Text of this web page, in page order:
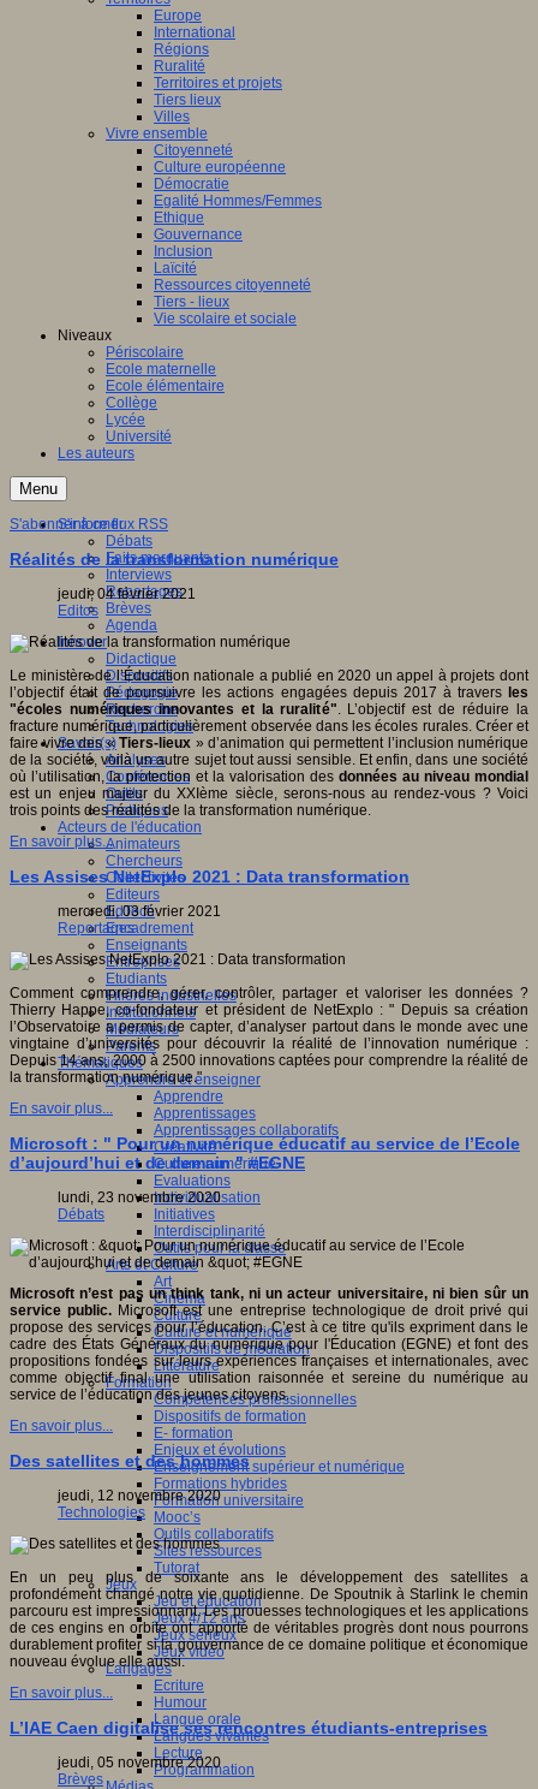
Europe
International
Régions
Ruralité
Territoires et projets
Tiers lieux
Villes
Vivre ensemble
Citoyenneté
Culture européenne
Démocratie
Egalité Hommes/Femmes
Ethique
Gouvernance
Inclusion
Laïcité
Ressources citoyenneté
Tiers - lieux
Vie scolaire et sociale
Niveaux
Périscolaire
Ecole maternelle
Ecole élémentaire
Collège
Lycée
Université
Les auteurs
Menu
S'informer
Débats
Faits marquants
Interviews
Reportages
Brèves
Agenda
Innover
Didactique
Dispositifs
Pédagogie
Recherche
Technologies
Savoir(s)
Analyses
Conférences
Outils
Pratiques
Acteurs de l'éducation
Animateurs
Chercheurs
Collectivités
Editeurs
EdTech
Encadrement
Enseignants
Entreprises
Etudiants
Filières industrielles
Institutionnels
Médiateurs
Parents
Thématiques
Apprendre et enseigner
Apprendre
Apprentissages
Apprentissages collaboratifs
Créativité
Culture numérique
Evaluations
Individualisation
Initiatives
Interdisciplinarité
Outils pour la classe
Arts et Culture
Art
Cinéma
Culture
Culture et numérique
Dispositifs de médiation
Littérature
Formation
Compétences professionnelles
Dispositifs de formation
E- formation
Enjeux et évolutions
Enseignement supérieur et numérique
Formations hybrides
Formation universitaire
Mooc’s
Outils collaboratifs
Sites ressources
Tutorat
Jeux
Jeu et éducation
Jeux 4/12 ans
Jeux sérieux
Jeux vidéo
Langages
Ecriture
Humour
Langue orale
Langues vivantes
Lecture
Programmation
S'abonner à ce flux RSS
Réalités de la transformation numérique
jeudi, 04 février 2021
Editos
Le ministère de l’Éducation nationale a publié en 2020 un appel à projets dont
l’objectif était de poursuivre les actions engagées depuis 2017 à travers les
"écoles numériques innovantes et la ruralité". L’objectif est de réduire la
fracture numérique, particulièrement observée dans les écoles rurales. Créer et
faire vivre des «Tiers-lieux » d’animation qui permettent l’inclusion numérique
de la société, voilà un autre sujet tout aussi sensible. Et enfin, dans une société
où l’utilisation, la protection et la valorisation des données au niveau mondial
est un enjeu majeur du XXIème siècle, serons-nous au rendez-vous ? Voici
trois points des réalités de la transformation numérique.
En savoir plus...
Les Assises NetExplo 2021 : Data transformation
mercredi, 03 février 2021
Reportages
Comment comprendre, gérer, contrôler, partager et valoriser les données ?
Thierry Happe, co-fondateur et président de NetExplo : " Depuis sa création
l’Observatoire a permis de capter, d’analyser partout dans le monde avec une
vingtaine d’universités pour découvrir la réalité de l’innovation numérique :
Depuis 14 ans, 2000 à 2500 innovations captées pour comprendre la réalité de
la transformation numérique."
En savoir plus...
Microsoft : " Pour un numérique éducatif au service de l’Ecole
d’aujourd’hui et de demain " #EGNE
lundi, 23 novembre 2020
Débats
Microsoft n’est pas un think tank, ni un acteur universitaire, ni bien sûr un
service public. Microsoft est une entreprise technologique de droit privé qui
propose des services pour l’éducation. C’est à ce titre qu'ils expriment dans le
cadre des États Généraux du numérique pour l'Éducation (EGNE) et font des
propositions fondées sur leurs expériences françaises et internationales, avec
comme objectif final une utilisation raisonnée et sereine du numérique au
service de l’éducation des jeunes citoyens.
En savoir plus...
Des satellites et des hommes
jeudi, 12 novembre 2020
Technologies
En un peu plus de soixante ans le développement des satellites a
profondément changé notre vie quotidienne. De Spoutnik à Starlink le chemin
parcouru est impressionnant. Les prouesses technologiques et les applications
de ces engins en orbite ont apporté de véritables progrès dont nous pourrons
durablement profiter si la gouvernance de ce domaine politique et économique
nouveau évolue elle aussi.
En savoir plus...
L’IAE Caen digitalise ses rencontres étudiants-entreprises
jeudi, 05 novembre 2020
Brèves